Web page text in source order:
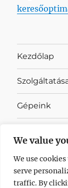
We value
We use
serve
traffic. By
Kezdőlap
Gépeink
Referenciák